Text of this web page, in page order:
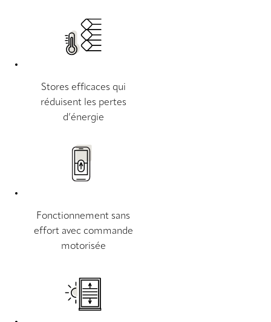
Stores efficaces qui
réduisent les pertes
d’énergie
Fonctionnement sans
effort avec commande
motorisée